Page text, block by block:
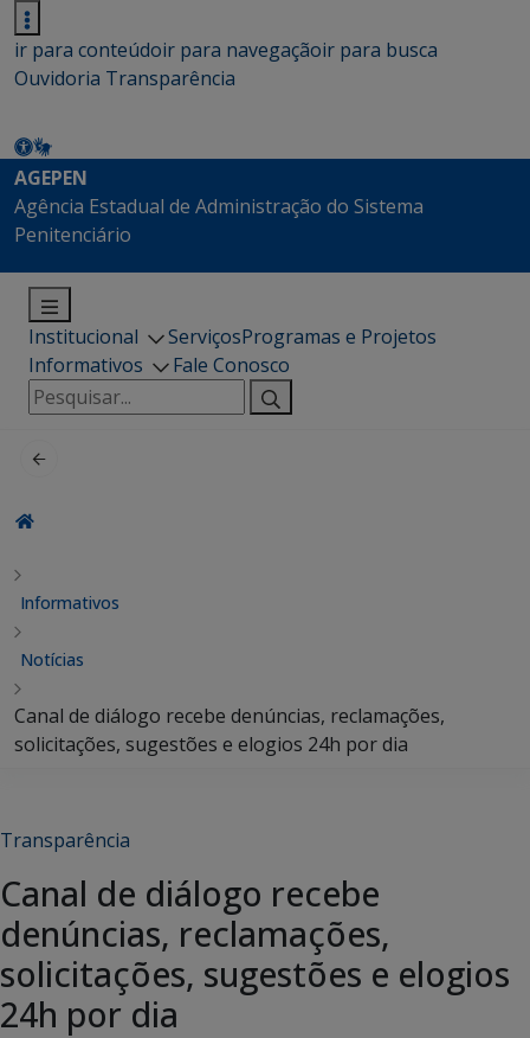
ir para conteúdoir para navegaçãoir para busca
Ouvidoria Transparência
AGEPEN
Agência Estadual de Administração do Sistema
Penitenciário
Institucional ServiçosProgramas e Projetos
Informativos
Fale Conosco
Pesquisar
por:
Informativos
Notícias
Canal de diálogo recebe denúncias, reclamações,
solicitações, sugestões e elogios 24h por dia
Transparência
Canal de diálogo recebe
denúncias, reclamações,
solicitações, sugestões e elogios
24h por dia